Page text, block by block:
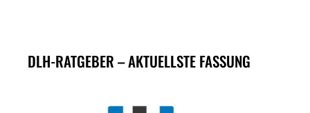
DLH-RATGEBER – AKTUELLSTE FASSUNG